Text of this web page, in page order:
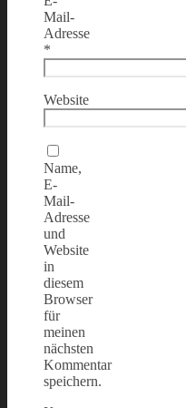
Mail-
Adresse
*
Website
Name,
E-
Mail-
Adresse
und
Website
in
diesem
Browser
für
meinen
nächsten
Kommentar
speichern.